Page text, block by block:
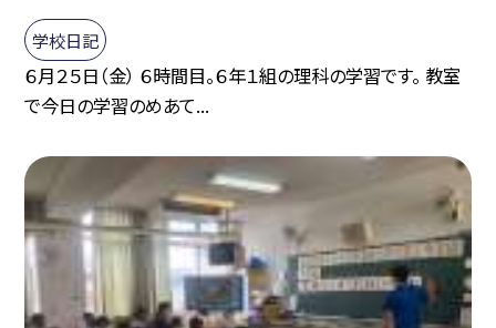
学校日記
６月２５日（金） ６時間目。６年１組の理科の学習です。 教室
で今日の学習のめあて...